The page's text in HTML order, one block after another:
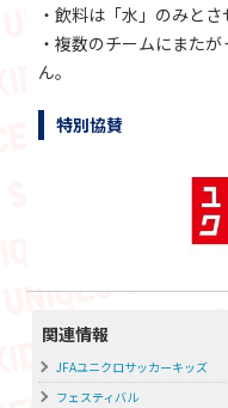
・飲料は「水」のみとさ
・複数のチームにまた
ん。
特別協賛
関連情報
JFAユニクロサッカーキッズ
フェスティバル